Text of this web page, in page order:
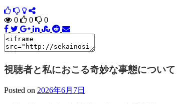
0 0 0
視聴者と私におこる奇妙な事態について
Posted on 2026年6月7日